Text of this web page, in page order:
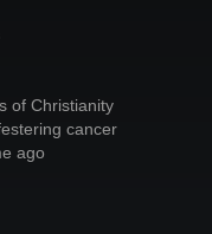
of Christianity
cancer
ago